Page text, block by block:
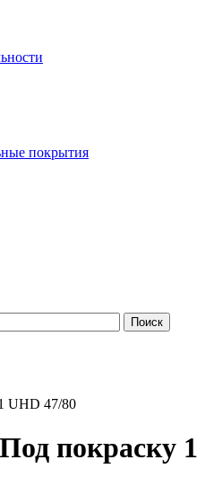
покрытия
UHD 47/80
покраску 1